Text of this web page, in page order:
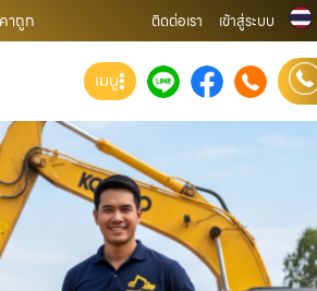
าถูก ติดต่อเรา เข้าสู่ระบบ
เมนู